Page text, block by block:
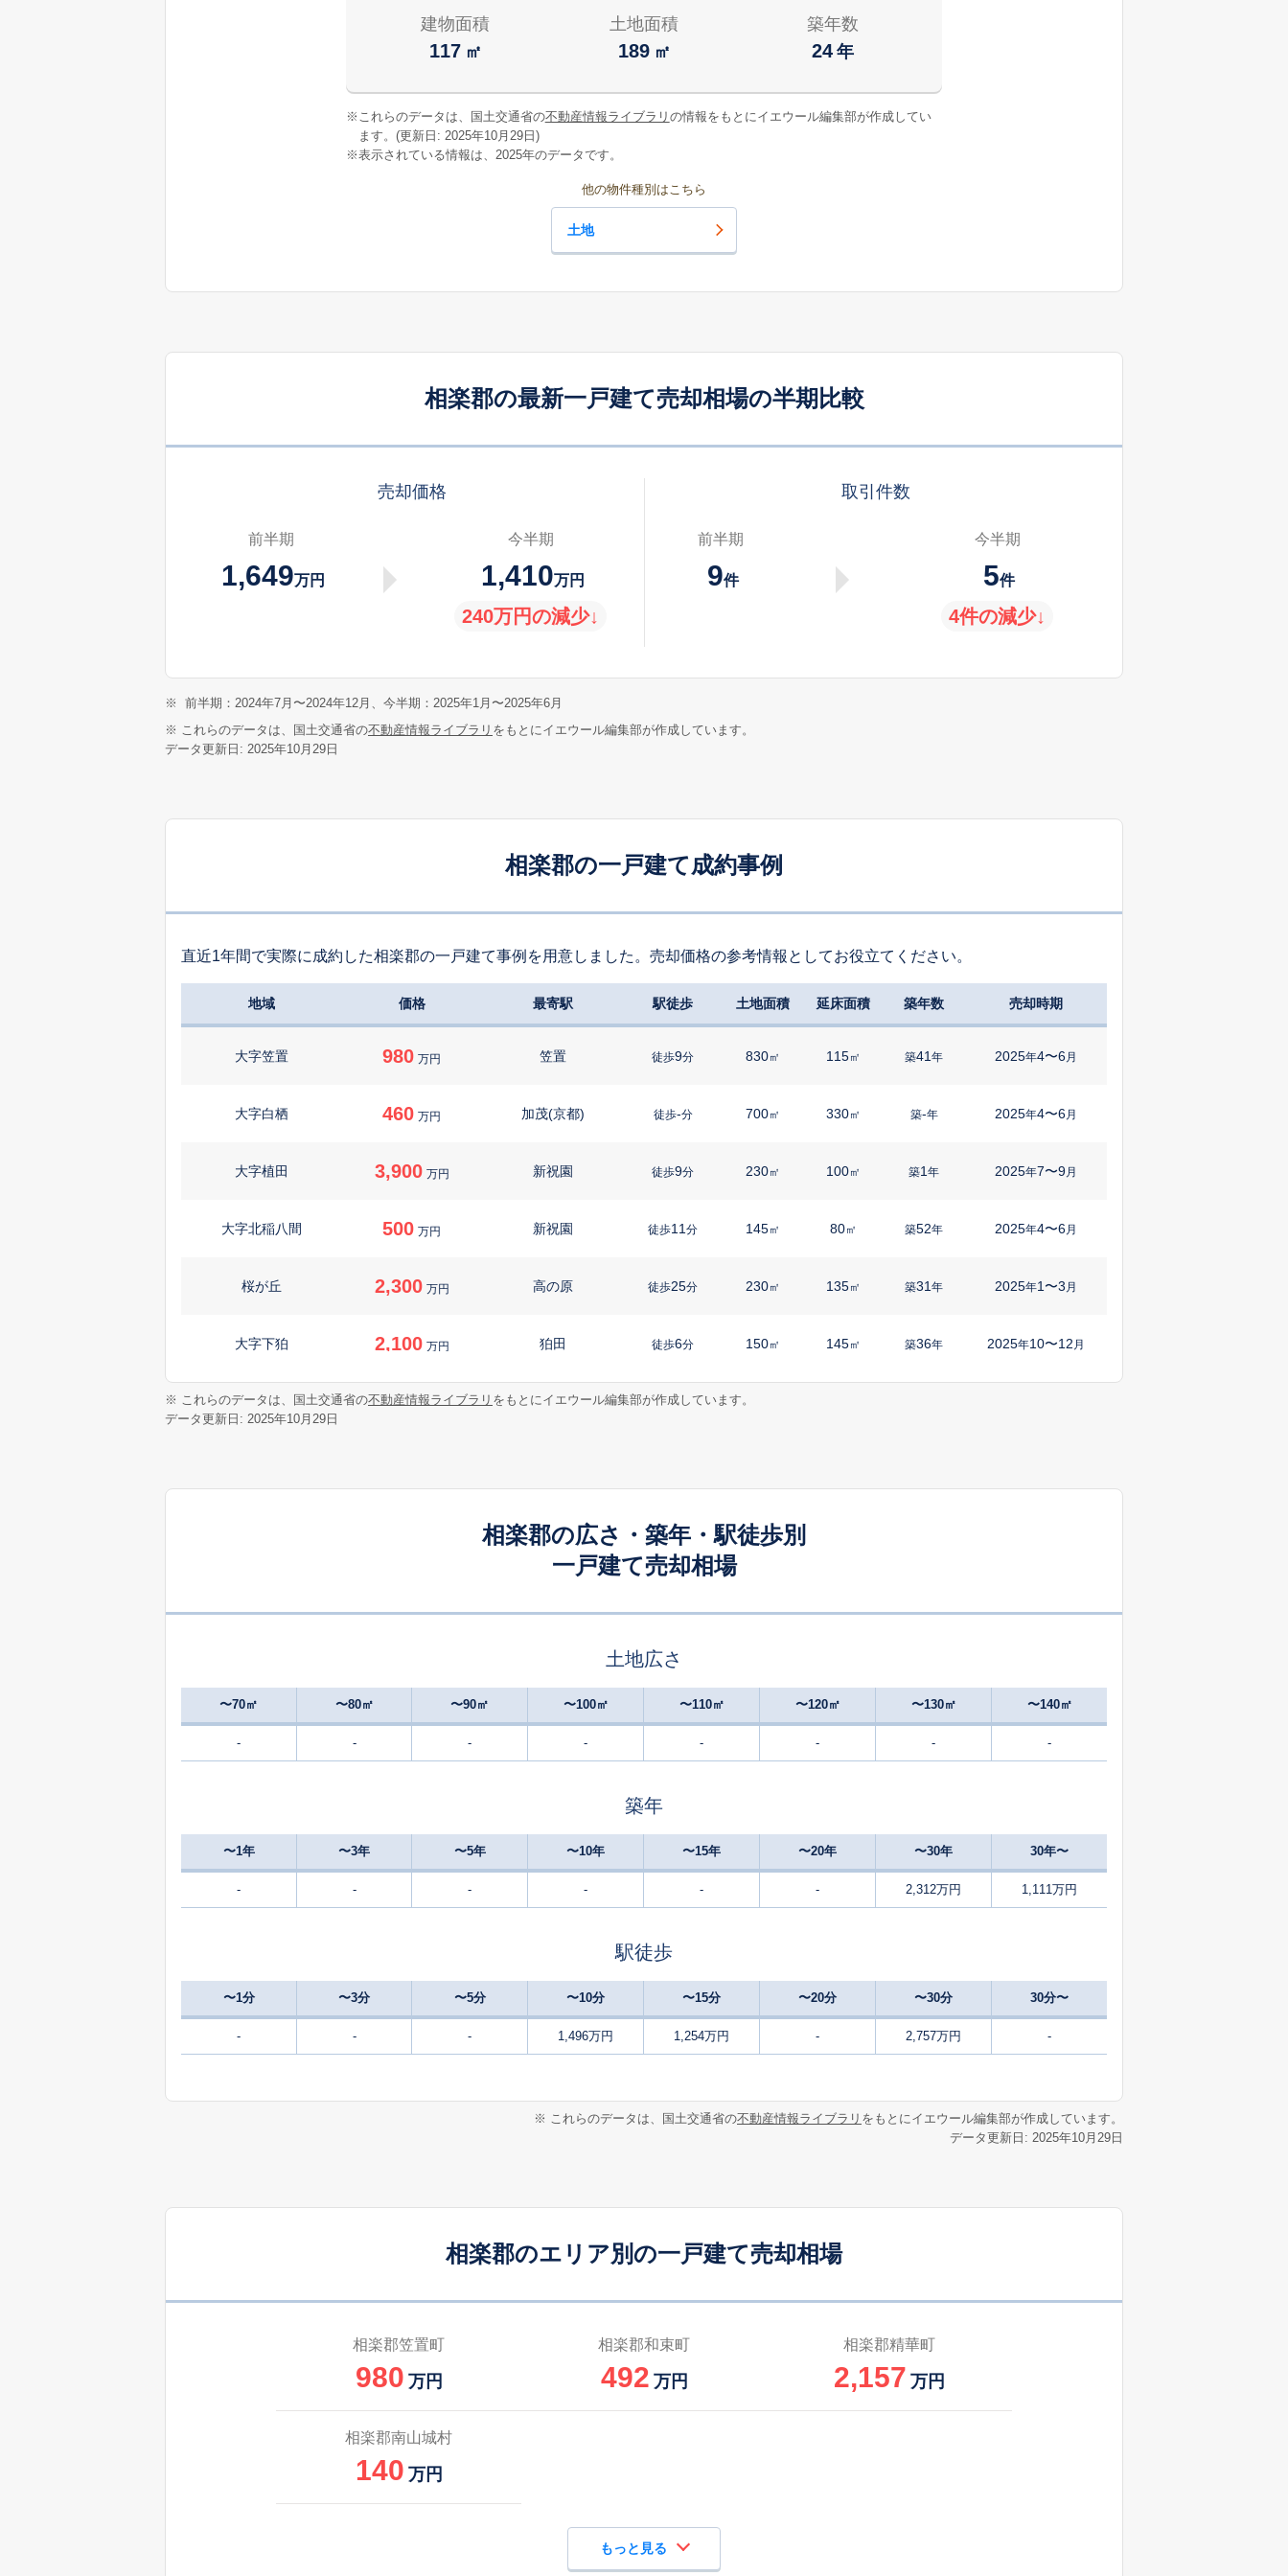
建物面積
117 ㎡
土地面積
189 ㎡
築年数
24 年
※ これらのデータは、国土交通省の不動産情報ライブラリ の情報をもとにイエウール編集部が作成してい
ます。(更新日: 2025年10月29日)
※表示されている情報は、2025年のデータです。
他の物件種別はこちら
土地
相楽郡の最新一戸建て売却相場の半期比較
売却価格
前半期
1,649万円
今半期
1,410万円
240万円の減少↓
取引件数
前半期
9件
今半期
5件
4件の減少↓
※
前半期：2024年7月〜2024年12月、今半期：2025年1月〜2025年6月
※ これらのデータは、国土交通省の不動産情報ライブラリ をもとにイエウール編集部が作成しています。
データ更新日: 2025年10月29日
相楽郡の一戸建て成約事例
直近1年間で実際に成約した相楽郡の一戸建て事例を用意しました。売却価格の参考情報としてお役立てください。
地域 価格 最寄駅 駅徒歩 土地面積 延床面積 築年数 売却時期
大字笠置 980 万円 笠置 徒歩9分 830㎡ 115㎡ 築41 年 2025年4〜6月
大字白栖 460 万円 加茂(京都) 徒歩-分 700㎡ 330㎡ 築-年 2025年4〜6月
大字植田 3,900 万円 新祝園 徒歩9分 230㎡ 100㎡ 築1 年 2025年7〜9月
大字北稲八間 500 万円 新祝園 徒歩11 分 145㎡ 80㎡ 築52年 2025年4〜6月
桜が丘 2,300 万円 高の原 徒歩25分 230㎡ 135㎡ 築31 年 2025年1〜3 月
大字下狛 2,100 万円 狛田 徒歩6分 150㎡ 145㎡ 築36年 2025年10〜12 月
大字菅井 1,100 万円 新祝園 徒歩14分
徒歩9分
大字南稲八妻 1,900 万円 新祝園 徒歩16分 350㎡ 240㎡ 築55年 2025年4〜6月
大字山田 年 4〜6
徒歩
※ これらのデータは、国土交通省の不動産情報ライブラリ をもとにイエウール編集部が作成しています。
データ更新日: 2025年10月29日
相楽郡の広さ・築年・駅徒歩別
一戸建て売却相場
土地広さ
〜70㎡ 〜80㎡ 〜90㎡ 〜100㎡ 〜110㎡ 〜120㎡ 〜130㎡ 〜140㎡
- - - - - - - -
築年
〜1年 〜3年 〜5年 〜10年 〜15年 〜20年 〜30年 30年〜
- - - - - - 2,312万円 1,111万円
駅徒歩
〜1分 〜3分 〜5分 〜10分 〜15分 〜20分 〜30分 30分〜
- - - 1,496万円 1,254万円 - 2,757万円 -
※ これらのデータは、国土交通省の不動産情報ライブラリ をもとにイエウール編集部が作成しています。
データ更新日: 2025年10月29日
相楽郡のエリア別の一戸建て売却相場
相楽郡笠置町
980 万円
相楽郡和束町
492 万円
相楽郡精華町
2,157 万円
相楽郡南山城村
140 万円
もっと見る